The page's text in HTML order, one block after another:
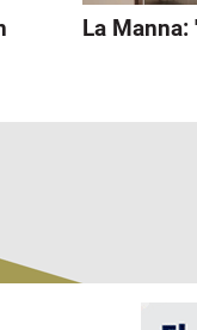
La Manna: